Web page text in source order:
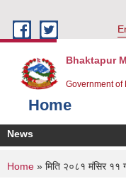
Bhaktapur
Government of
Home
News
You are
Home » मिति २०८१ मंसिर ११